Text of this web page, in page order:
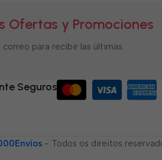
Ofertas y Promociones
correo para recibir las últimas
Seguros
- Todos os direitos